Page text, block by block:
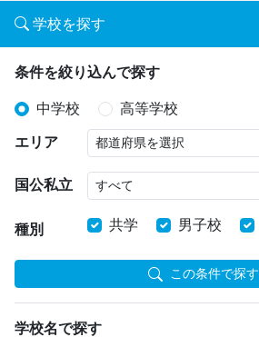
学校を探す
条件を絞り込んで探す
中学校 高等学校
エリア
国公私立
種別 共学 男子校
この条件で探す
学校名で探す